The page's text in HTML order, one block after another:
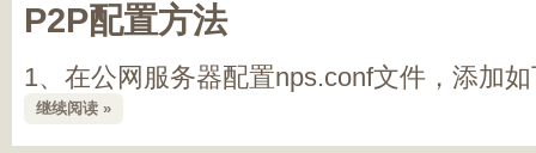
P2P配置方法
1、在公网服务器配置nps.conf文件，添加
继续阅读 »